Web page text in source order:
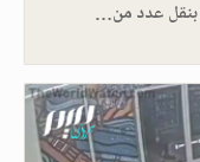
بنقل عدد من…